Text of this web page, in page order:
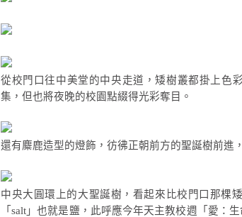
從校門口往中美堂的中央走道，矮樹叢都掛上色
集，但也將夜晚的校園點綴得光彩奪目。
還有麋鹿造型的燈飾，彷彿正朝前方的聖誕樹前進
中央大圓環上的大聖誕樹，看起來比校門口那棵
「salt」也就是鹽，此呼應今年天主教校週「愛：